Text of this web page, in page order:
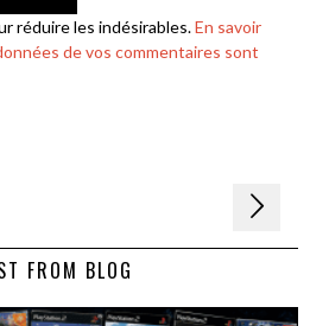
réduire les indésirables.En savoir
de vos commentaires sont
FROM BLOG